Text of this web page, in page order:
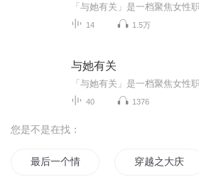
14 1.5万
与她有关
40 1376
您是不是在找：
最后一个情人节 穿越之大庆帝国